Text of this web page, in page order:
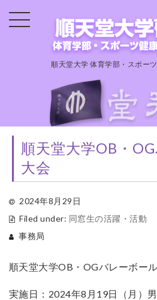
順天堂大学 体育学部・スポー
順天堂大学OB・
大会
2024年8月29日
Filed under: 同窓生の活躍・活動
事務局
順天堂大学OB・OGバレーボー
実施日：2024年8月19日（月）